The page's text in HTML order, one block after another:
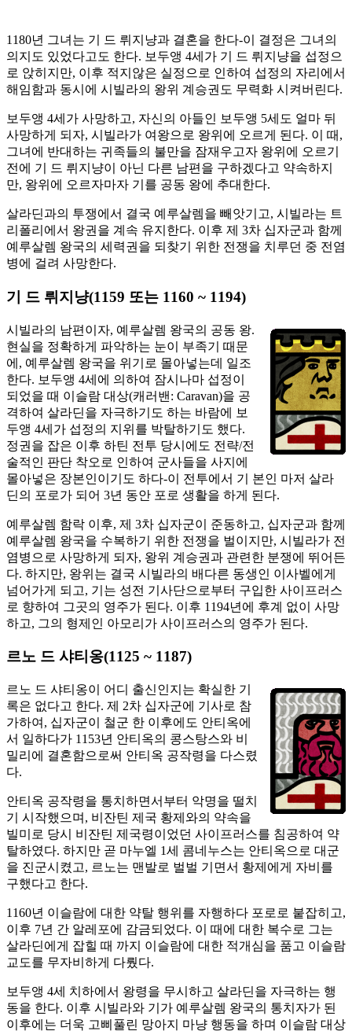
1180년 그녀는 기 드 뤼지냥과 결혼을 한다-이 결정은 그녀의
의지도 있었다고도 한다. 보두앵 4세가 기 드 뤼지냥을 섭정으
로 앉히지만, 이후 적지않은 실정으로 인하여 섭정의 자리에서
해임함과 동시에 시빌라의 왕위 계승권도 무력화 시켜버린다.
보두앵 4세가 사망하고, 자신의 아들인 보두앵 5세도 얼마 뒤
사망하게 되자, 시빌라가 여왕으로 왕위에 오르게 된다. 이 때,
그녀에 반대하는 귀족들의 불만을 잠재우고자 왕위에 오르기
전에 기 드 뤼지냥이 아닌 다른 남편을 구하겠다고 약속하지
만, 왕위에 오르자마자 기를 공동 왕에 추대한다.
살라딘과의 투쟁에서 결국 예루살렘을 빼앗기고, 시빌라는 트
리폴리에서 왕권을 계속 유지한다. 이후 제 3차 십자군과 함께
예루살렘 왕국의 세력권을 되찾기 위한 전쟁을 치루던 중 전염
병에 걸려 사망한다.
기 드 뤼지냥(1159 또는 1160 ~ 1194)
시빌라의 남편이자, 예루살렘 왕국의 공동 왕.
현실을 정확하게 파악하는 눈이 부족기 때문
에, 예루살렘 왕국을 위기로 몰아넣는데 일조
한다. 보두앵 4세에 의하여 잠시나마 섭정이
되었을 때 이슬람 대상(캐러밴: Caravan)을 공
격하여 살라딘을 자극하기도 하는 바람에 보
두앵 4세가 섭정의 지위를 박탈하기도 했다.
정권을 잡은 이후 하틴 전투 당시에도 전략/전
술적인 판단 착오로 인하여 군사들을 사지에
몰아넣은 장본인이기도 하다-이 전투에서 기 본인 마저 살라
딘의 포로가 되어 3년 동안 포로 생활을 하게 된다.
예루살렘 함락 이후, 제 3차 십자군이 준동하고, 십자군과 함께
예루살렘 왕국을 수복하기 위한 전쟁을 벌이지만, 시빌라가 전
염병으로 사망하게 되자, 왕위 계승권과 관련한 분쟁에 뛰어든
다. 하지만, 왕위는 결국 시빌라의 배다른 동생인 이사벨에게
넘어가게 되고, 기는 성전 기사단으로부터 구입한 사이프러스
로 향하여 그곳의 영주가 된다. 이후 1194년에 후계 없이 사망
하고, 그의 형제인 아모리가 사이프러스의 영주가 된다.
르노 드 샤티옹(1125 ~ 1187)
르노 드 샤티옹이 어디 출신인지는 확실한 기
록은 없다고 한다. 제 2차 십자군에 기사로 참
가하여, 십자군이 철군 한 이후에도 안티옥에
서 일하다가 1153년 안티옥의 콩스탕스와 비
밀리에 결혼함으로써 안티옥 공작령을 다스렸
다.
안티옥 공작령을 통치하면서부터 악명을 떨치
기 시작했으며, 비잔틴 제국 황제와의 약속을
빌미로 당시 비잔틴 제국령이었던 사이프러스를 침공하여 약
탈하였다. 하지만 곧 마누엘 1세 콤네누스는 안티옥으로 대군
을 진군시켰고, 르노는 맨발로 벌벌 기면서 황제에게 자비를
구했다고 한다.
1160년 이슬람에 대한 약탈 행위를 자행하다 포로로 붙잡히고,
이후 7년 간 알레포에 감금되었다. 이 때에 대한 복수로 그는
살라딘에게 잡힐 때 까지 이슬람에 대한 적개심을 품고 이슬람
교도를 무자비하게 다뤘다.
보두앵 4세 치하에서 왕령을 무시하고 살라딘을 자극하는 행
동을 한다. 이후 시빌라와 기가 예루살렘 왕국의 통치자가 된
이후에는 더욱 고삐풀린 망아지 마냥 행동을 하며 이슬람 대상